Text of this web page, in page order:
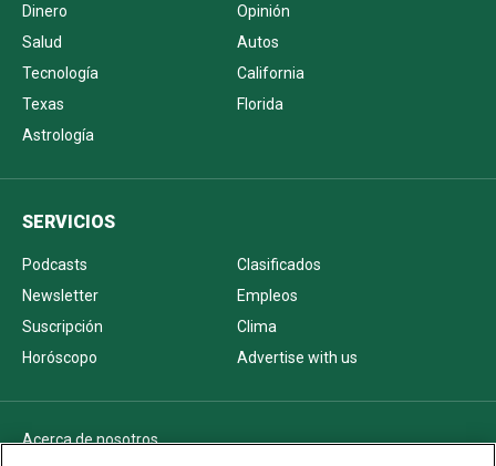
Dinero
Opinión
Salud
Autos
Tecnología
California
Texas
Florida
Astrología
SERVICIOS
Podcasts
Clasificados
Newsletter
Empleos
Suscripción
Clima
Horóscopo
Advertise with us
Acerca de nosotros